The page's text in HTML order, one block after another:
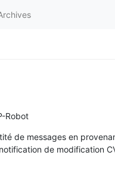
Robot
de messages en
de modification